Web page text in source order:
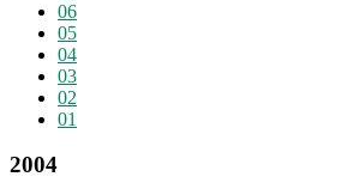
06
05
04
03
02
01
2004